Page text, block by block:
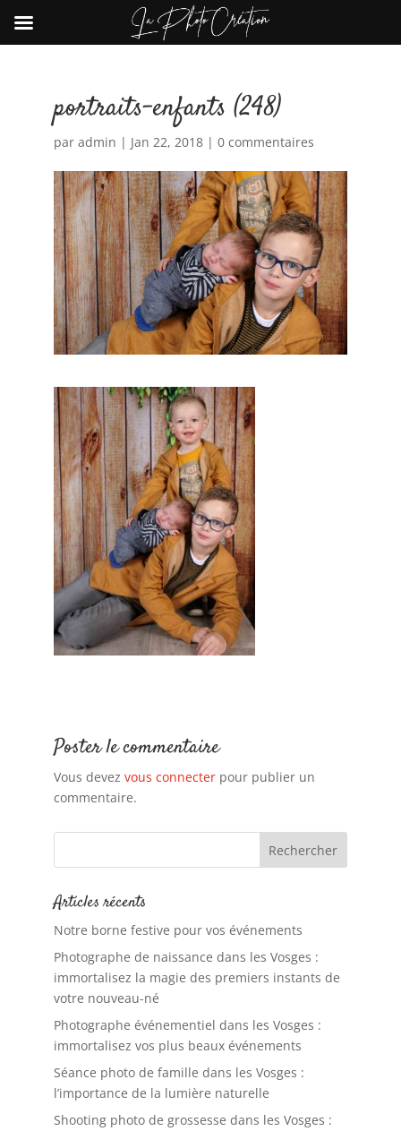
portraits-enfants (248)
par admin | Jan 22, 2018| 0 commentaires
Poster le commentaire
Vous devez vous connecterpour publier un
commentaire.
Articles récents
Notre borne festive pour vos événements
Photographe de naissance dans les Vosges :
immortalisez la magie des premiers instants de
votre nouveau-né
Photographe événementiel dans les Vosges :
immortalisez vos plus beaux événements
Séance photo de famille dans les Vosges :
l’importance de la lumière naturelle
Shooting photo de grossesse dans les Vosges :